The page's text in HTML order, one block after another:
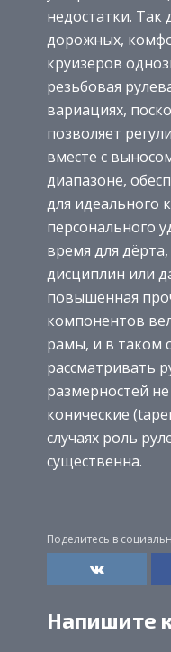
недостатки. Так
дорожных,
круизеров
резьбовая
вариациях,
позволяет
вместе с
диапазоне,
для идеального
персонального
время для
дисциплин или
повышенная
компонентов
рамы, и в таком
рассматривать
размерностей
конические
случаях роль
существенна.
Поделитесь в
Напишите